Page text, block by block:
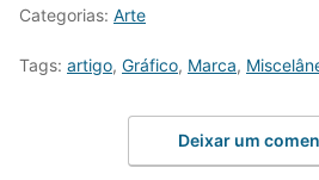
Categorias: Arte
Tags: artigo, Gráfico, Marca,
Deixar um